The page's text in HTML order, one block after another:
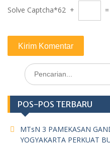
Solve Captcha*62 +
Search
for:
POS-POS TERBARU
MTsN 3 PAMEKASAN
YOGYAKARTA PERKUAT